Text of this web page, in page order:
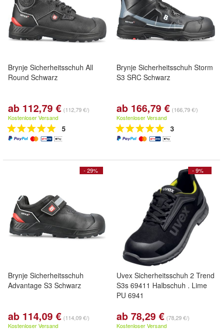
Brynje Sicherheitsschuh All
Round Schwarz
ab 112,79 € (112,79 €/)
Kostenloser Versand
5
Brynje Sicherheitsschuh Storm
S3 SRC Schwarz
ab 166,79 € (166,79 €/)
Kostenloser Versand
3
- 29%
Brynje Sicherheitsschuh
Advantage S3 Schwarz
ab 114,09 € (114,09 €/)
Kostenloser Versand
- 9%
Uvex Sicherheitsschuh 2 Trend
S3s 69411 Halbschuh . Lime
PU 6941
ab 78,29 € (78,29 €/)
Kostenloser Versand